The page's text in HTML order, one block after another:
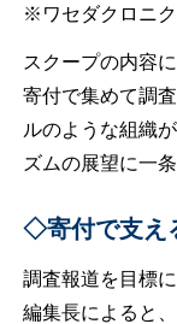
※ワセダクロ
スクープの内容
寄付で集めて調
ルのような組織
ズムの展望に一
◇寄付で支え
調査報道を目標
編集長によると